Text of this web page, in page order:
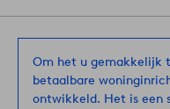
Om het u gemakkelijk
betaalbare
ontwikkeld. Het is een